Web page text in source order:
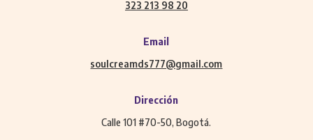
323 213 98 20
Email
soulcreamds777@gmail.com
Dirección
Calle 101 #70-50, Bogotá.